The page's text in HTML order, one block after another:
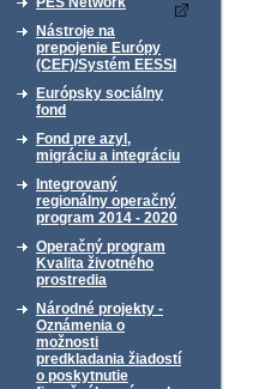
Nástroje na
prepojenie Európy
(CEF)/Systém EESSI
Európsky sociálny
fond
Fond pre azyl,
migráciu a integráciu
Integrovaný
regionálny operačný
program 2014 - 2020
Operačný program
Kvalita životného
prostredia
Národné projekty -
Oznámenia o
možnosti
predkladania žiadostí
o poskytnutie